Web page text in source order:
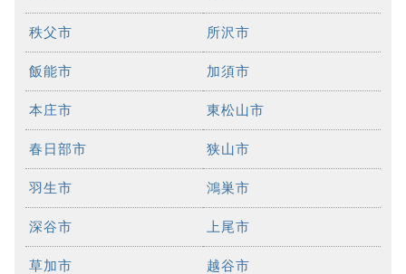
秩父市 所沢市
飯能市 加須市
本庄市 東松山市
春日部市 狭山市
羽生市 鴻巣市
深谷市 上尾市
草加市 越谷市